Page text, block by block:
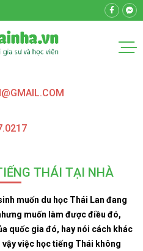
THÁI TẠI NHÀ
muốn du học Thái Lan đang
muốn làm được điều đó,
quốc gia đó, hay nói cách khác
việc học tiếng Thái không